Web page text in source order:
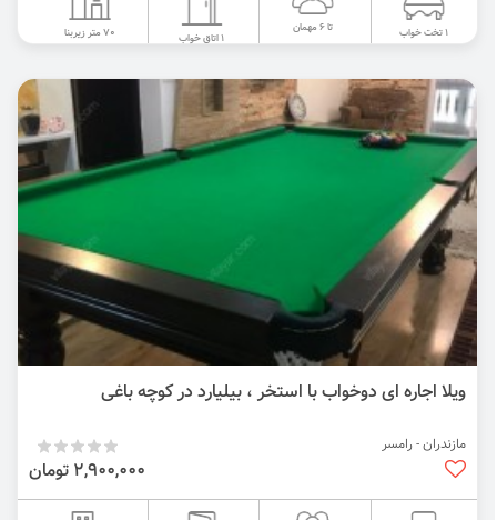
1 تخت خواب تا 6 مهمان
1 اتاق خواب 70 متر زیربنا
ویلا اجاره ای دوخواب با استخر ، بیلیارد در کوچه باغی
مازندران - رامسر
2,900,000 تومان